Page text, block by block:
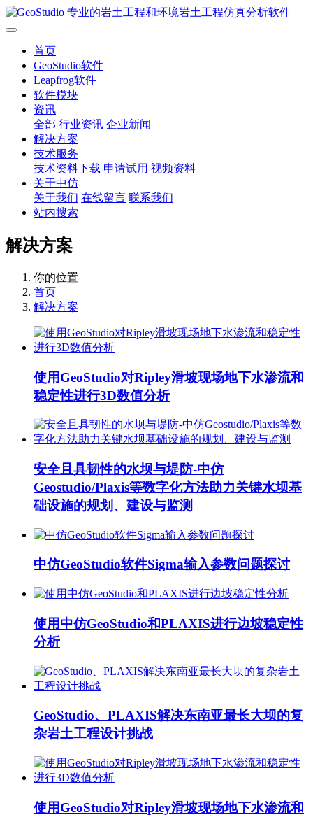
首页
GeoStudio软件
Leapfrog软件
软件模块
资讯
全部 行业资讯 企业新闻
解决方案
技术服务
技术资料下载 申请试用 视频资料
关于中仿
关于我们 在线留言 联系我们
站内搜索
解决方案
你的位置
首页
解决方案
使用GeoStudio对Ripley滑坡现场地下水渗流和
稳定性进行3D数值分析
安全且具韧性的水坝与堤防-中仿
Geostudio/Plaxis等数字化方法助力关键水坝基
础设施的规划、建设与监测
中仿GeoStudio软件Sigma输入参数问题探讨
使用中仿GeoStudio和PLAXIS进行边坡稳定性
分析
GeoStudio、PLAXIS解决东南亚最长大坝的复
杂岩土工程设计挑战
使用GeoStudio对Ripley滑坡现场地下水渗流和